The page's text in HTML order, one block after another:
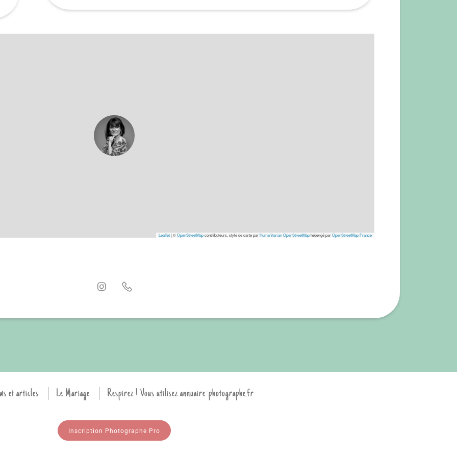
Leaflet|©OpenStreetMapcontributeurs, style de carte parHumanitarian OpenStreetMaphébergé parOpenStreetMap France
et articles Le Mariage Respirez ! Vous utilisez annuaire-photographe.fr
Inscription Photographe Pro